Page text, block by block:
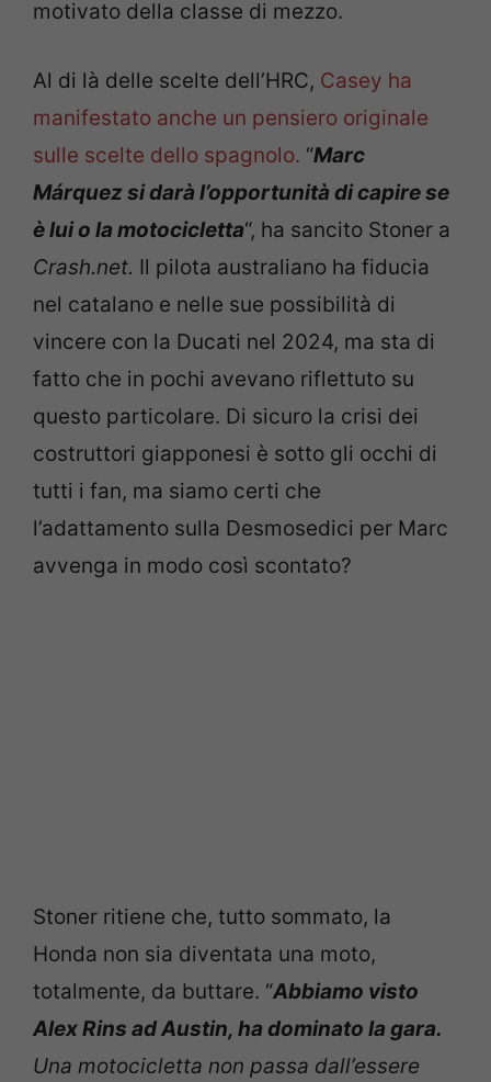
motivato della classe di mezzo.
Al di là delle scelte dell’HRC, Casey ha
manifestato anche un pensiero originale
sulle scelte dello spagnolo. “Marc
Márquez si darà l’opportunità di capire se
è lui o la motocicletta“, ha sancito Stoner a
Crash.net. Il pilota australiano ha fiducia
nel catalano e nelle sue possibilità di
vincere con la Ducati nel 2024, ma sta di
fatto che in pochi avevano riflettuto su
questo particolare. Di sicuro la crisi dei
costruttori giapponesi è sotto gli occhi di
tutti i fan, ma siamo certi che
l’adattamento sulla Desmosedici per Marc
avvenga in modo così scontato?
Stoner ritiene che, tutto sommato, la
Honda non sia diventata una moto,
totalmente, da buttare. “Abbiamo visto
Alex Rins ad Austin, ha dominato la gara.
Una motocicletta non passa dall’essere